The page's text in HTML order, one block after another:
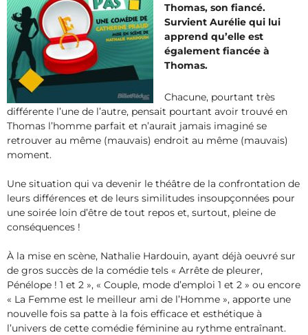
Thomas, son fiancé.
Survient Aurélie qui lui
apprend qu’elle est
également fiancée à
Thomas.
Chacune, pourtant très
différente l’une de l’autre, pensait pourtant avoir trouvé en
Thomas l’homme parfait et n’aurait jamais imaginé se
retrouver au même (mauvais) endroit au même (mauvais)
moment.
Une situation qui va devenir le théâtre de la confrontation de
leurs différences et de leurs similitudes insoupçonnées pour
une soirée loin d’être de tout repos et, surtout, pleine de
conséquences !
À la mise en scène, Nathalie Hardouin, ayant déjà oeuvré sur
de gros succès de la comédie tels « Arrête de pleurer,
Pénélope ! 1 et 2 », « Couple, mode d’emploi 1 et 2 » ou encore
« La Femme est le meilleur ami de l’Homme », apporte une
nouvelle fois sa patte à la fois efficace et esthétique à
l’univers de cette comédie féminine au rythme entraînant.